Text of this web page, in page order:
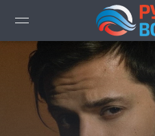
ВИДЕО LIVE
НОВОСТИ
НОВИНКИ ЭФИРА